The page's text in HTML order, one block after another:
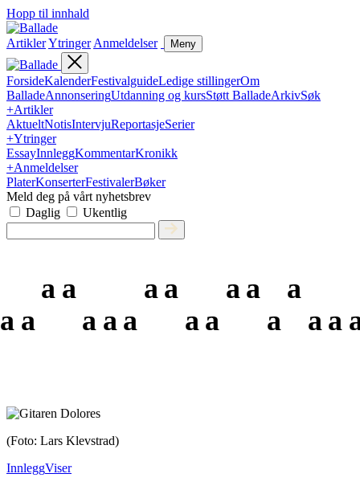
Hopp til innhald
ArtiklerYtringer Anmeldelser Meny
ForsideKalenderFestivalguideLedige stillingerOm
BalladeAnnonseringUtdanning og kursStøtt BalladeArkivSøk
+Artikler
AktueltNotisIntervjuReportasjeSerier
+Ytringer
EssayInnleggKommentarKronikk
+Anmeldelser
PlaterKonserterFestivalerBøker
Meld deg på vårt nyhetsbrev
Daglig
Ukentlig
a
a
a
a
a
a
a
(Foto: Lars Klevstrad)
InnleggViser